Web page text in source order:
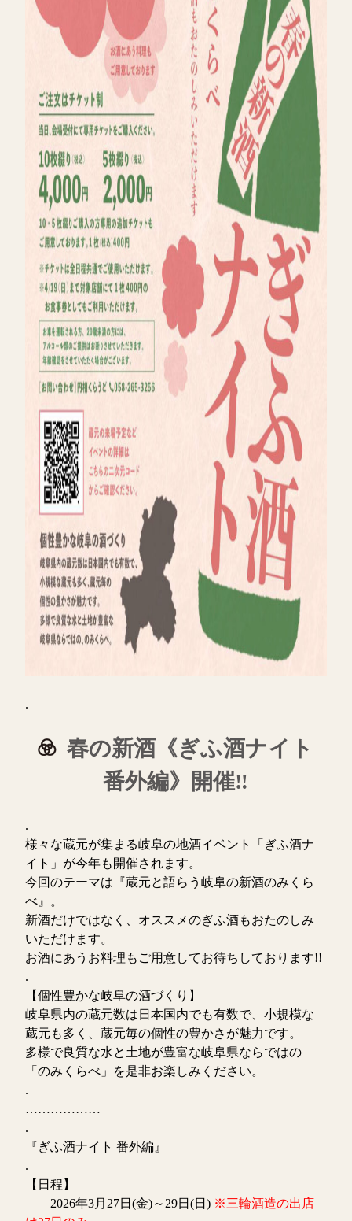
.
春の新酒《ぎふ酒ナイト
番外編》開催‼
.
様々な蔵元が集まる岐阜の地酒イベント「ぎふ酒ナ
イト」が今年も開催されます。
今回のテーマは『蔵元と語らう岐阜の新酒のみくら
べ』。
新酒だけではなく、オススメのぎふ酒もおたのしみ
いただけます。
お酒にあうお料理もご用意してお待ちしております!!
.
【個性豊かな岐阜の酒づくり】
岐阜県内の蔵元数は日本国内でも有数で、小規模な
蔵元も多く、蔵元毎の個性の豊かさが魅力です。
多様で良質な水と土地が豊富な岐阜県ならではの
「のみくらべ」を是非お楽しみください。
.
………………
.
『ぎふ酒ナイト 番外編』
.
【日程】
2026年3月27日(金)～29日(日) ※三輪酒造の出店